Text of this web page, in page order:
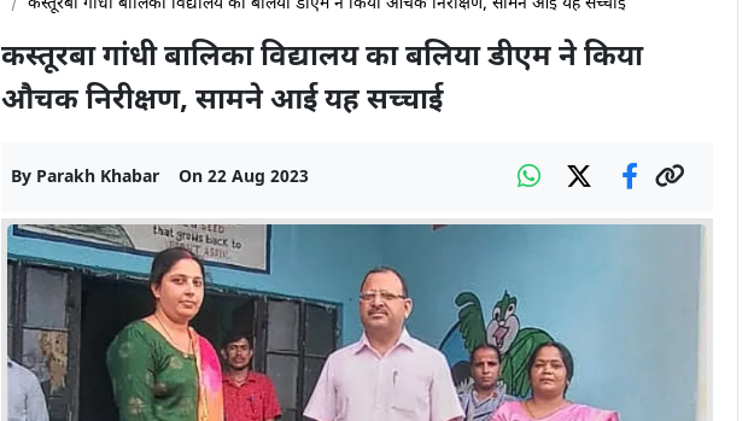
कस्तूरबा गांधी बालिका विद्यालय का बलिया डीएम ने किया
औचक निरीक्षण, सामने आई यह सच्चाई
By Parakh Khabar On 22 Aug 2023